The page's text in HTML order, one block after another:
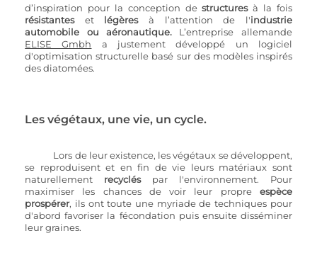
d’inspiration pour la conception de structures
à la fois
résistantes et légères à l’attention de l'industrie
automobile ou aéronautique.
L’entreprise allemande
ELISE Gmbh a justement développé un logiciel
d'optimisation structurelle basé sur des modèles inspirés
des diatomées.
Les végétaux, une vie, un cycle.
se reproduisent et en fin de vie leurs matériaux sont
naturellement recyclés par l'environnement. Pour
maximiser les chances de voir leur propre espèce
prospérer, ils ont toute une myriade de techniques pour
d'abord favoriser la fécondation puis ensuite disséminer
leur graines.